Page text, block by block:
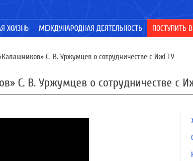
ЖИЗНЬ МЕЖДУНАРОДНАЯ ДЕЯТЕЛЬНОСТЬ ПОСТУПИТЬ
С. В. Уржумцев о сотрудничестве с ИжГТУ
С. В. Уржумцев о сотрудничестве с